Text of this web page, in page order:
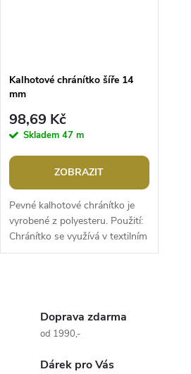
Kalhotové chránítko šíře 14
mm
98,69 Kč
Skladem 47 m
ZOBRAZIT
Pevné kalhotové chránítko je
vyrobené z polyesteru. Použití:
Chránítko se využívá v textilním
průmyslu na ochránění dolního
Doprava zdarma
od 1990,-
Dárek pro Vás